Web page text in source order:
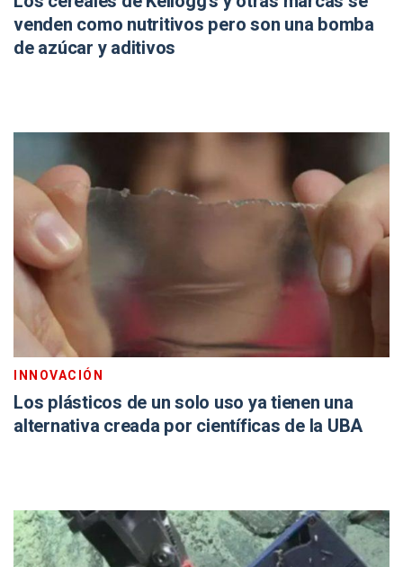
venden como nutritivos pero son una bomba
de azúcar y aditivos
INNOVACIÓN
Los plásticos de un solo uso ya tienen una
alternativa creada por científicas de la UBA